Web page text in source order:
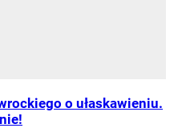
o ułaskawieniu.